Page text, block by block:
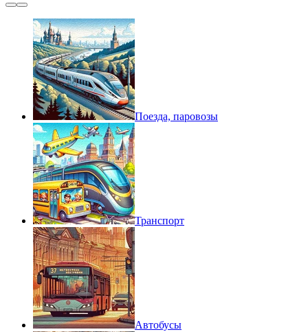
Поезда, паровозы
Транспорт
Автобусы